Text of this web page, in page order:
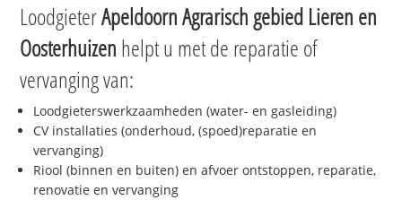
LoodgieterApeldoorn Agrarisch gebied Lieren en
Oosterhuizen helpt u met de reparatie of
vervanging van:
Loodgieterswerkzaamheden (water- en gasleiding)
CV installaties (onderhoud, (spoed)reparatie en
vervanging)
Riool (binnen en buiten) en afvoer ontstoppen, reparatie,
renovatie en vervanging